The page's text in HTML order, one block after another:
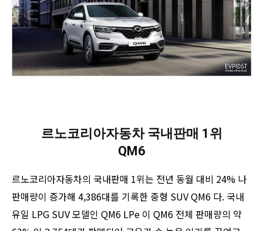
르노코리아자동차 국내판매 1위
QM6
르노코리아자동차의 국내판매 1위는 전년 동월 대비 24% 나
판매량이 증가해 4,386대를 기록한 중형 SUV QM6 다. 국내
유일 LPG SUV 모델인 QM6 LPe 이 QM6 전체 판매량의 약